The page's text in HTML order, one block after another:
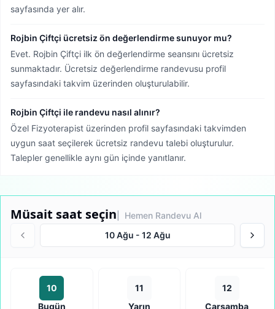
sayfasında yer alır.
Rojbin Çiftçi ücretsiz ön değerlendirme sunuyor mu?
Evet. Rojbin Çiftçi ilk ön değerlendirme seansını ücretsiz
sunmaktadır. Ücretsiz değerlendirme randevusu profil
sayfasındaki takvim üzerinden oluşturulabilir.
Rojbin Çiftçi ile randevu nasıl alınır?
Özel Fizyoterapist üzerinden profil sayfasındaki takvimden
uygun saat seçilerek ücretsiz randevu talebi oluşturulur.
Talepler genellikle aynı gün içinde yanıtlanır.
Müsait saat seçin | Hemen Randevu Al
10 Ağu - 12 Ağu
10
Bugün
11
Yarın
12
Çarşamba